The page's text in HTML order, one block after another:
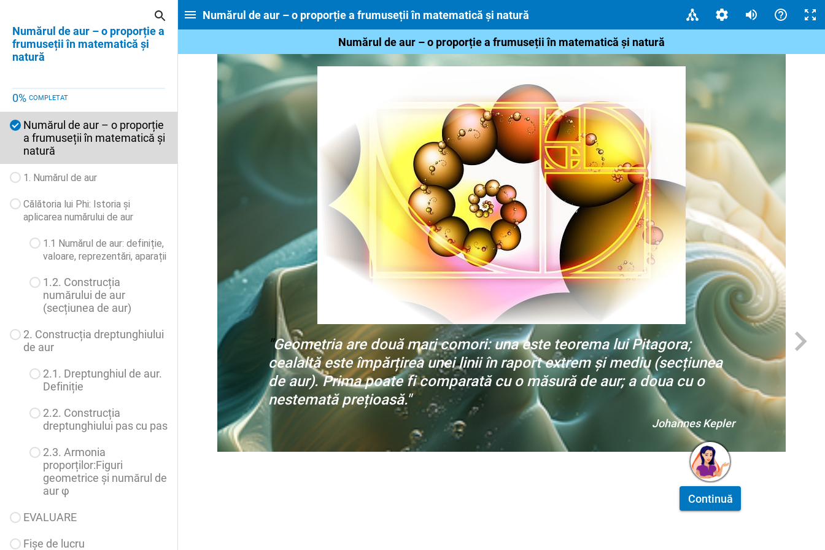
Numărul de aur – o proporție a
frumuseții în matematică și
natură
0% COMPLETAT
Numărul de aur – o proporție
a frumuseții în matematică și
natură
1. Numărul de aur
Călătoria lui Phi: Istoria și
aplicarea numărului de aur
1.1 Numărul de aur: definiție,
valoare, reprezentări, aparații
1.2. Construcția
numărului de aur
(secțiunea de aur)
2. Construcția dreptunghiului
de aur
2.1. Dreptunghiul de aur.
Definiție
2.2. Construcția
dreptunghiului pas cu pas
2.3. Armonia
proporților:Figuri
geometrice și numărul de
aurφ
EVALUARE
Fișe de lucru
Continuă
Numărul de aur – o proporție a frumuseții în matematică și natură
Numărul de aur – o proporție a frumuseții în matematică și natură
"Geometria are două mari comori: una este teorema lui Pitagora;
cealaltă este împărțirea unei linii în raport extrem și mediu (secțiunea
de aur). Prima poate fi comparată cu o măsură de aur; a doua cu o
nestemată prețioasă."
Johannes Kepler